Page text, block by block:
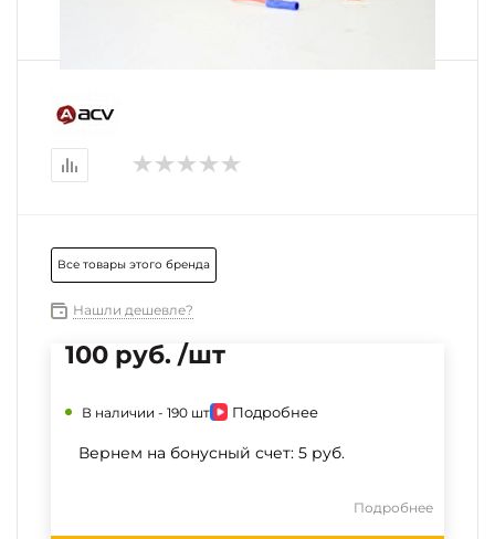
Все товары этого бренда
Нашли дешевле?
100 руб. /шт
В наличии - 190 шт Подробнее
Вернем на бонусный счет: 5 руб.
Подробнее